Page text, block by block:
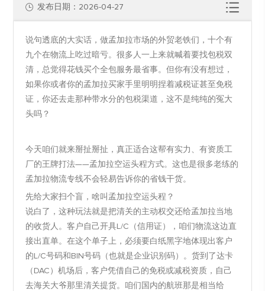
发布日期：2026-04-27
说句透底的大实话，做孟加拉市场的外贸老铁们，十个有
九个在物流上吃过暗亏。很多人一上来就喊着要找包税双
清，总觉得花钱买个全包服务最省事。但你有没有想过，
如果你或者你的孟加拉买家手里明明捏着减税证甚至免税
证，你还去走那种带水分的包税渠道，这不是纯纯的冤大
头吗？
今天咱们就来掰扯掰扯，真正适合这帮有实力、有资质工
厂的王牌打法——孟加拉空运头程方式。这也是很多老练的
孟加拉物流专线不会轻易告诉你的省钱干货。
先给大家扫个盲，啥叫孟加拉空运头程？
说白了，这种玩法就是把清关的主动权交还给孟加拉当地
的收货人。客户自己开具L/C（信用证），咱们物流这边直
接出直单。在这个单子上，必须要白纸黑字地体现出客户
的L/C号码和BIN号码（也就是企业识别码）。货到了达卡
（DAC）机场后，客户凭借自己的免税或减税资质，自己
去海关大爷那里清关提货。咱们国内的航班那是相当给